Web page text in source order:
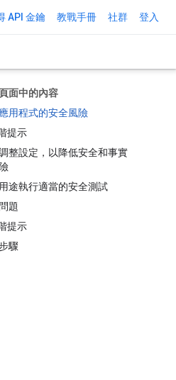
API 金鑰 教戰手冊 社群 登入
面中的內容
用程式的安全風險
提示
整設定，以降低安全和事實
途執行適當的安全測試
題
提示
驟